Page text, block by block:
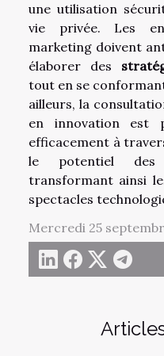
une utilisation
vie privée. Les
marketing doivent
élaborer des
tout en se
ailleurs, la
en innovation est
efficacement à
le potentiel des
transformant ainsi
spectacles
Mercredi 25